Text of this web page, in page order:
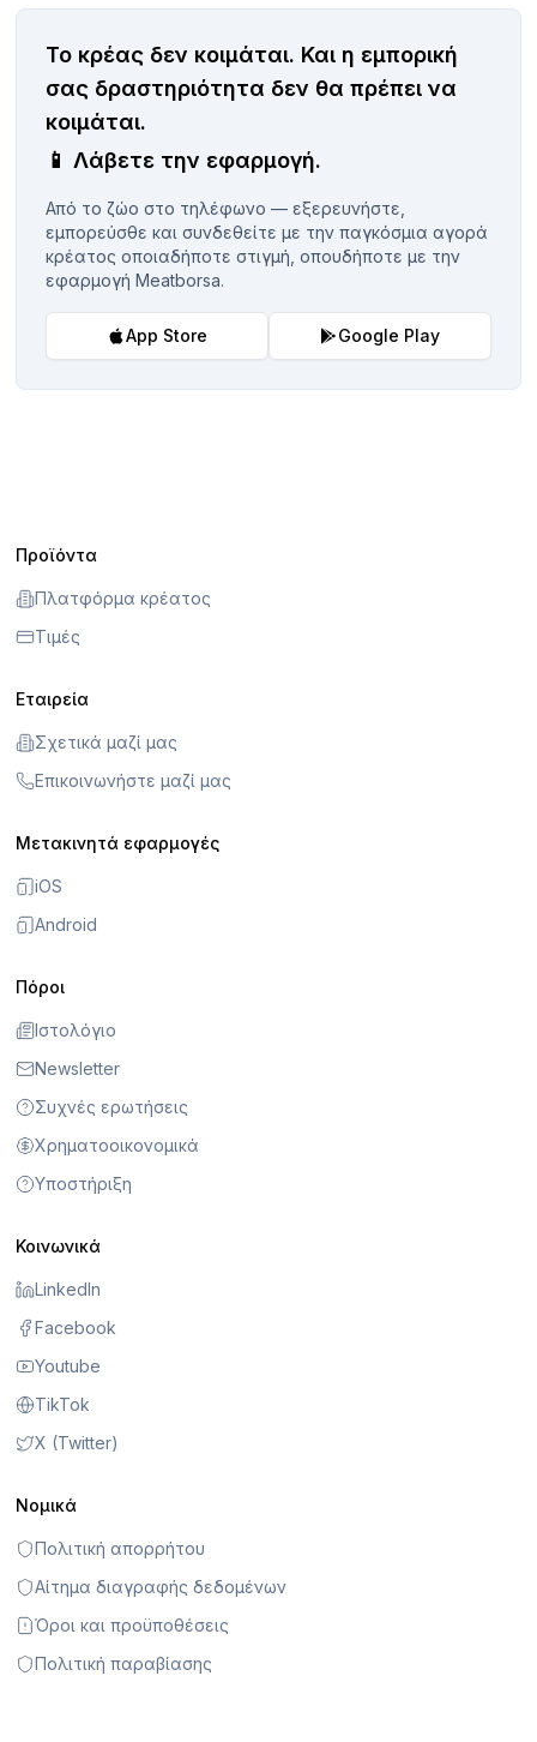
Το κρέας δεν κοιμάται. Και η εμπορική
σας δραστηριότητα δεν θα πρέπει να
κοιμάται.
📱Λάβετε την εφαρμογή.
Από το ζώο στο τηλέφωνο — εξερευνήστε,
εμπορεύσθε και συνδεθείτε με την παγκόσμια αγορά
κρέατος οποιαδήποτε στιγμή, οπουδήποτε με την
εφαρμογή Meatborsa.
App Store Google Play
Προϊόντα
Πλατφόρμα κρέατος
Τιμές
Εταιρεία
Σχετικά μαζί μας
Επικοινωνήστε μαζί μας
Μετακινητά εφαρμογές
iOS
Android
Πόροι
Ιστολόγιο
Newsletter
Συχνές ερωτήσεις
Χρηματοοικονομικά
Υποστήριξη
Κοινωνικά
LinkedIn
Facebook
Youtube
TikTok
X (Twitter)
Νομικά
Πολιτική απορρήτου
Αίτημα διαγραφής δεδομένων
Όροι και προϋποθέσεις
Πολιτική παραβίασης